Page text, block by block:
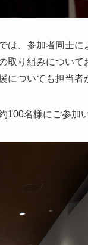
は、参加者同士
取り組みについ
についても担当者
100名様にご参加